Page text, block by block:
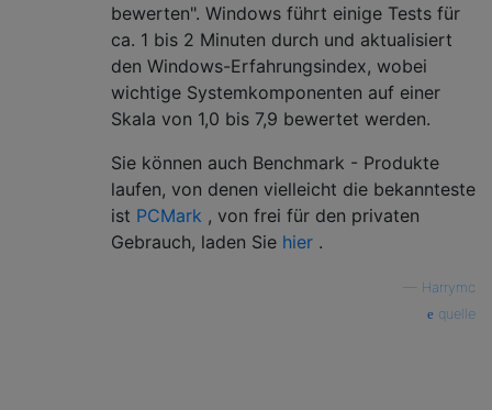
bewerten". Windows führt einige Tests für
ca. 1 bis 2 Minuten durch und aktualisiert
den Windows-Erfahrungsindex, wobei
wichtige Systemkomponenten auf einer
Skala von 1,0 bis 7,9 bewertet werden.
Sie können auch Benchmark - Produkte
laufen, von denen vielleicht die bekannteste
ist PCMark , von frei für den privaten
Gebrauch, laden Sie hier .
Harrymc
quelle